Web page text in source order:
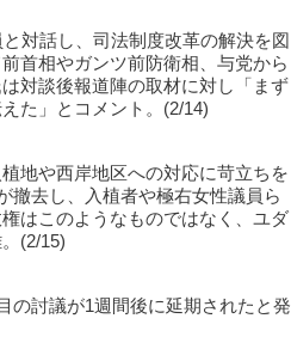
対話し、司法制度改革の解決を図
首相やガンツ前防衛相、与党から
対談後報道陣の取材に対し「まず
た」とコメント。(2/14)
地や西岸地区への対応に苛立ちを
撤去し、入植者や極右女性議員ら
はこのようなものではなく、ユダ
(2/15)
の討議が1週間後に延期されたと発